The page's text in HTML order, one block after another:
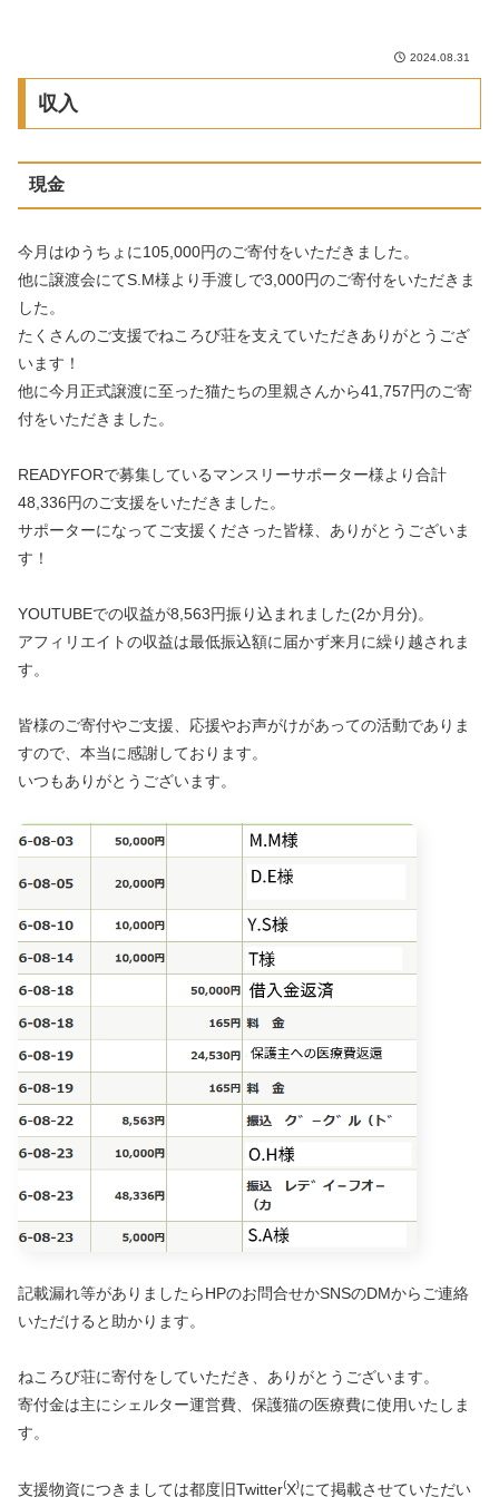
2024.08.31
収入
現金
今月はゆうちょに105,000円のご寄付をいただきました。
他に譲渡会にてS.M様より手渡しで3,000円のご寄付をいただきま
した。
たくさんのご支援でねころび荘を支えていただきありがとうござ
います！
他に今月正式譲渡に至った猫たちの里親さんから41,757円のご寄
付をいただきました。
READYFORで募集しているマンスリーサポーター様より合計
48,336円のご支援をいただきました。
サポーターになってご支援くださった皆様、ありがとうございま
す！
YOUTUBEでの収益が8,563円振り込まれました(2か月分)。
アフィリエイトの収益は最低振込額に届かず来月に繰り越されま
す。
皆様のご寄付やご支援、応援やお声がけがあっての活動でありま
すので、本当に感謝しております。
いつもありがとうございます。
記載漏れ等がありましたらHPのお問合せかSNSのDMからご連絡
いただけると助かります。
ねころび荘に寄付をしていただき、ありがとうございます。
寄付金は主にシェルター運営費、保護猫の医療費に使用いたしま
す。
支援物資につきましては都度旧Twitter⁽X⁾にて掲載させていただい